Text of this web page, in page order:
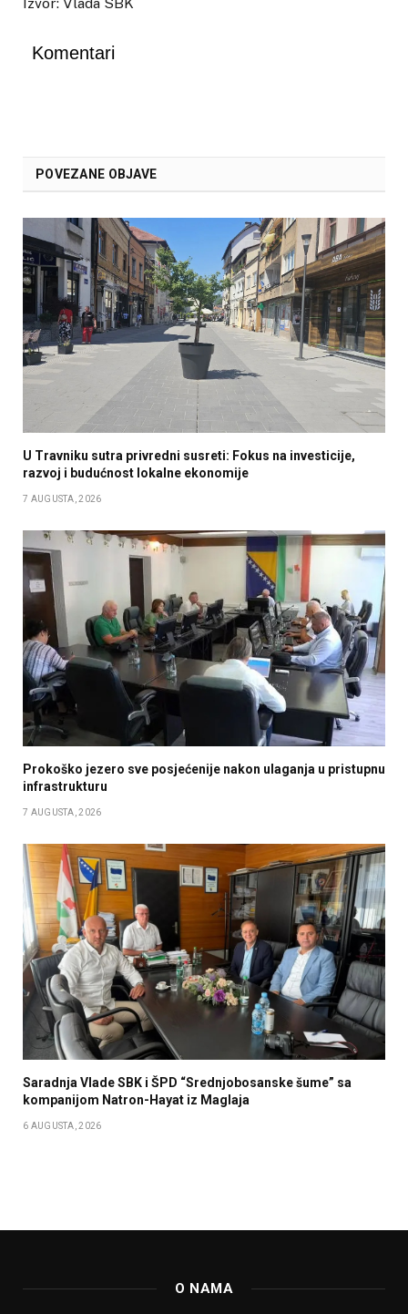
Komentari
POVEZANE OBJAVE
U Travniku sutra privredni susreti: Fokus na investicije,
razvoj i budućnost lokalne ekonomije
7 AUGUSTA, 2026
Prokoško jezero sve posjećenije nakon ulaganja u pristupnu
infrastrukturu
7 AUGUSTA, 2026
Saradnja Vlade SBK i ŠPD “Srednjobosanske šume” sa
kompanijom Natron-Hayat iz Maglaja
6 AUGUSTA, 2026
O NAMA